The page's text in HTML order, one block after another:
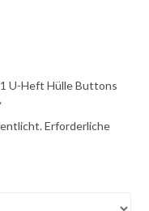
U-Heft Hülle Buttons
Erforderliche